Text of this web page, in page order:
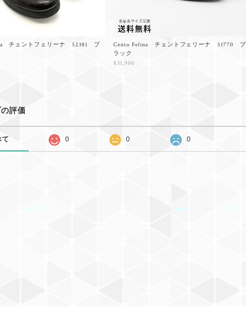
チェントフェリーナ 52381 ブ
Cento Felina チェントフェリーナ 51770 ブ
ラック
¥31,900
評価
て 0 0 0